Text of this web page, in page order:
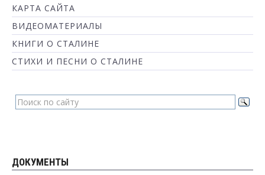
КАРТА САЙТА
ВИДЕОМАТЕРИАЛЫ
КНИГИ О СТАЛИНЕ
СТИХИ И ПЕСНИ О СТАЛИНЕ
ДОКУМЕНТЫ